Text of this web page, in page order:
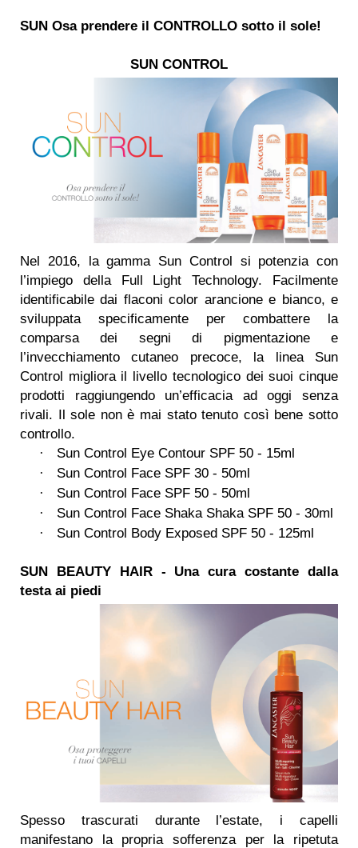
SUN Osa prendere il CONTROLLO sotto il sole!
SUN CONTROL
Nel 2016, la gamma Sun Control si potenzia con
l’impiego della Full Light Technology. Facilmente
identificabile dai flaconi color arancione e bianco, e
sviluppata specificamente per combattere la
comparsa dei segni di pigmentazione e
l’invecchiamento cutaneo precoce, la linea Sun
Control migliora il livello tecnologico dei suoi cinque
prodotti raggiungendo un’efficacia ad oggi senza
rivali. Il sole non è mai stato tenuto così bene sotto
controllo.
· Sun Control Eye Contour SPF 50 - 15ml
· Sun Control Face SPF 30 - 50ml
· Sun Control Face SPF 50 - 50ml
· Sun Control Face Shaka Shaka SPF 50 - 30ml
· Sun Control Body Exposed SPF 50 - 125ml
SUN BEAUTY HAIR - Una cura costante dalla
testa ai piedi
Spesso trascurati durante l’estate, i capelli
manifestano la propria sofferenza per la ripetuta